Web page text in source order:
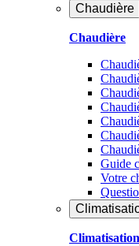
Chaudière
Chaudière
Guide
Votre